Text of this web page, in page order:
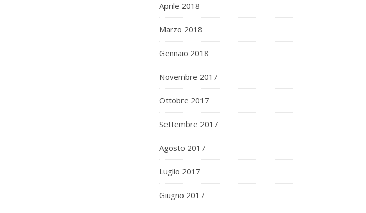
Aprile 2018
Marzo 2018
Gennaio 2018
Novembre 2017
Ottobre 2017
Settembre 2017
Agosto 2017
Luglio 2017
Giugno 2017